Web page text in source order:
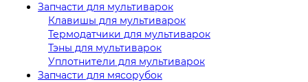
Запчасти для мультиварок
Клавишы для мультиварок
Термодатчики для мультиварок
Тэны для мультиварок
Уплотнители для мультиварок
Запчасти для мясорубок